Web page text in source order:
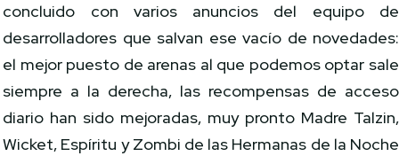
concluido con varios anuncios del equipo de
desarrolladores que salvan ese vacío de novedades:
el mejor puesto de arenas al que podemos optar sale
siempre a la derecha, las recompensas de acceso
diario han sido mejoradas, muy pronto Madre Talzin,
Wicket, Espíritu y Zombi de las Hermanas de la Noche